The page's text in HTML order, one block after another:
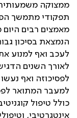
ממצוקה
תפקודי מתמשך
מאמצים רבים היום
הנמצאת בסיכון
לעכב ואף למנוע
לאורך השנים
לפסיכוזה ואף נעשו
למעבר המתואר
כולל טיפול
אינטגרטיבי,